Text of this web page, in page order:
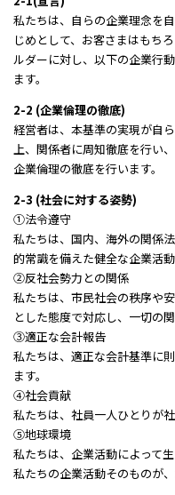
私たちは、自らの企業理念を
じめとして、お客さまはもち
ルダーに対し、以下の企業行
ます。
2-2 (企業倫理の徹底)
経営者は、本基準の実現が自
上、関係者に周知徹底を行い
企業倫理の徹底を行います。
2-3 (社会に対する姿勢)
①法令遵守
私たちは、国内、海外の関係
的常識を備えた健全な企業活動
②反社会勢力との関係
私たちは、市民社会の秩序や
とした態度で対応し、一切の
③適正な会計報告
私たちは、適正な会計基準に
ます。
④社会貢献
私たちは、社員一人ひとりが
⑤地球環境
私たちは、企業活動によって
私たちの企業活動そのものが